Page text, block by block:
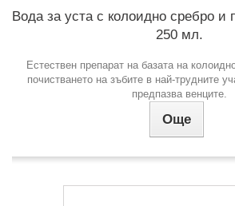
Вода за уста с колоидно сребро и
250 мл.
Естествен препарат на базата на
почистването на зъбите в най-трудните
предпазва венците.
Още